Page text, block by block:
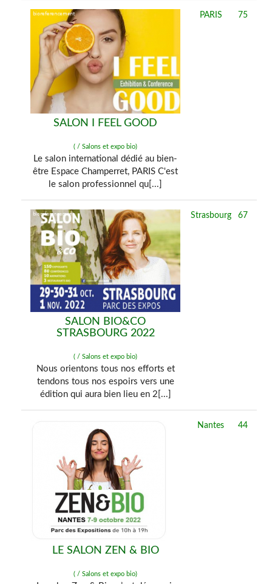
SALON I FEEL GOOD
( / Salons et expo bio)
Le salon international dédié au bien-
être Espace Champerret, PARIS C'est
le salon professionnel qu[...]
PARIS 75
SALON BIO&CO
STRASBOURG 2022
( / Salons et expo bio)
Nous orientons tous nos efforts et
tendons tous nos espoirs vers une
édition qui aura bien lieu en 2[...]
Strasbourg 67
LE SALON ZEN & BIO
( / Salons et expo bio)
Nantes 44